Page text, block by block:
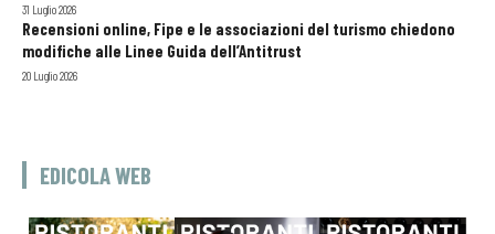
31 Luglio 2026
Recensioni online, Fipe e le associazioni del turismo chiedono
modifiche alle Linee Guida dell’Antitrust
20 Luglio 2026
EDICOLA WEB